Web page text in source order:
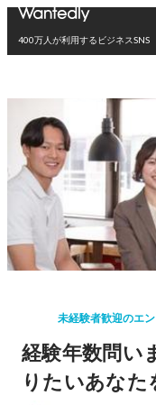
400万人が利用するビジネスSNS
未経験者歓迎のエ
経験年数問い
りたいあなた